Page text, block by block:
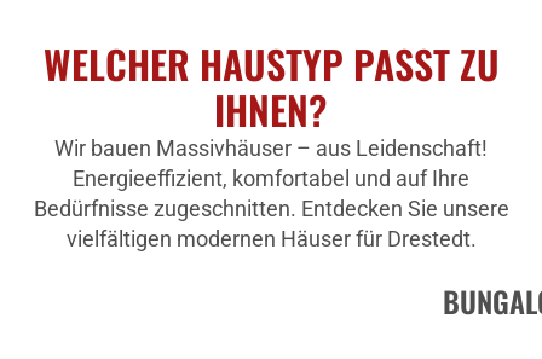
WELCHER HAUSTYP PASST ZU
IHNEN?
Wir bauen Massivhäuser – aus Leidenschaft!
Energieeffizient, komfortabel und auf Ihre
Bedürfnisse zugeschnitten. Entdecken Sie unsere
vielfältigen modernen Häuser für Drestedt.